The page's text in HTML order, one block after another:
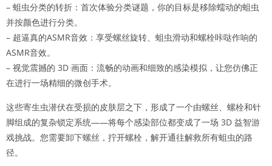
– 蛆虫分类的转折：首次体验分类谜题，你的目标是移除蠕动的蛆虫
并按颜色进行分类。
– 超逼真的ASMR音效：享受螺丝旋转、蛆虫滑动和螺栓咔哒作响的
ASMR音效。
– 视觉震撼的 3D 画面：流畅的动画和细致的感染模拟，让您仿佛正
在进行一场精细的微创手术。
这些寄生虫潜伏在受损的皮肤层之下，形成了一个由螺丝、螺栓和针
脚组成的复杂锁定系统——将每个感染部位都变成了一场 3D 益智游
戏挑战。您需要卸下螺丝，拧开螺栓，解开通往解救所有蛆虫的路
径。